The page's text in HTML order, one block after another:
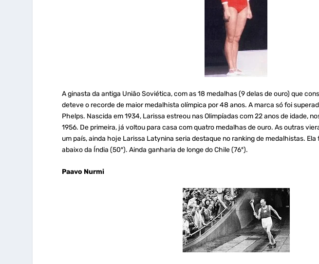
A ginasta da antiga União Soviética, com as 18 medalhas (9 delas de ouro) que
deteve o recorde de maior medalhista olímpica por 48 anos. A marca só foi
Phelps. Nascida em 1934, Larissa estreou nas Olimpíadas com 22 anos de idade,
1956. De primeira, já voltou para casa com quatro medalhas de ouro. As outras
um país, ainda hoje Larissa Latynina seria destaque no ranking de medalhistas. Ela
abaixo da Índia (50º). Ainda ganharia de longe do Chile (76º).
Paavo Nurmi